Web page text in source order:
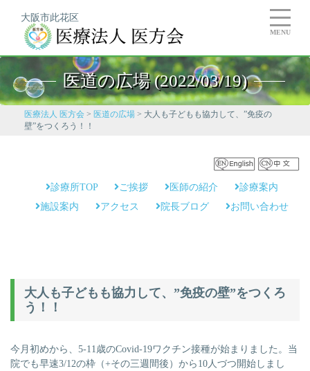
大阪市此花区
MENU
医道の広場 (2022/03/19)
医療法人 医方会 > 医道の広場 > 大人も子どもも協力して、”免疫の
壁”をつくろう！！
診療所TOP ご挨拶 医師の紹介
診療案内
施設案内
アクセス 院長ブログ お問い合わせ
大人も子どもも協力して、”免疫の壁”をつくろ
う！！
今月初めから、5-11歳のCovid-19ワクチン接種が始まりました。当
院でも早速3/12の枠（+その三週間後）から10人づつ開始しまし